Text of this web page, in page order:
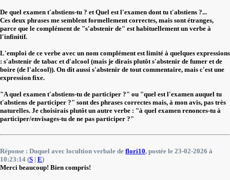
De quel examen t'abstiens-tu ? et Quel est l'examen dont tu t'abstiens ?...
Ces deux phrases me semblent formellement correctes, mais sont étranges,
parce que le complément de "s'abstenir de" est habituellement un verbe à
l'infinitif.
L'emploi de ce verbe avec un nom complément est limité à quelques expressions
: s'abstenir de tabac et d'alcool (mais je dirais plutôt s'abstenir de fumer et de
boire (de l'alcool)). On dit aussi s'abstenir de tout commentaire, mais c'est une
expression fixe.
"A quel examen t'abstiens-tu de participer ?" ou "quel est l'examen auquel tu
t'abstiens de participer ?" sont des phrases correctes mais, à mon avis, pas très
naturelles. Je choisirais plutôt un autre verbe : "à quel examen renonces-tu à
participer/envisages-tu de ne pas participer ?"
Réponse : Duquel avec locultion verbale de flori10, postée le 23-02-2026 à
10:23:14 (S | E)
Merci beaucoup! Bien compris!